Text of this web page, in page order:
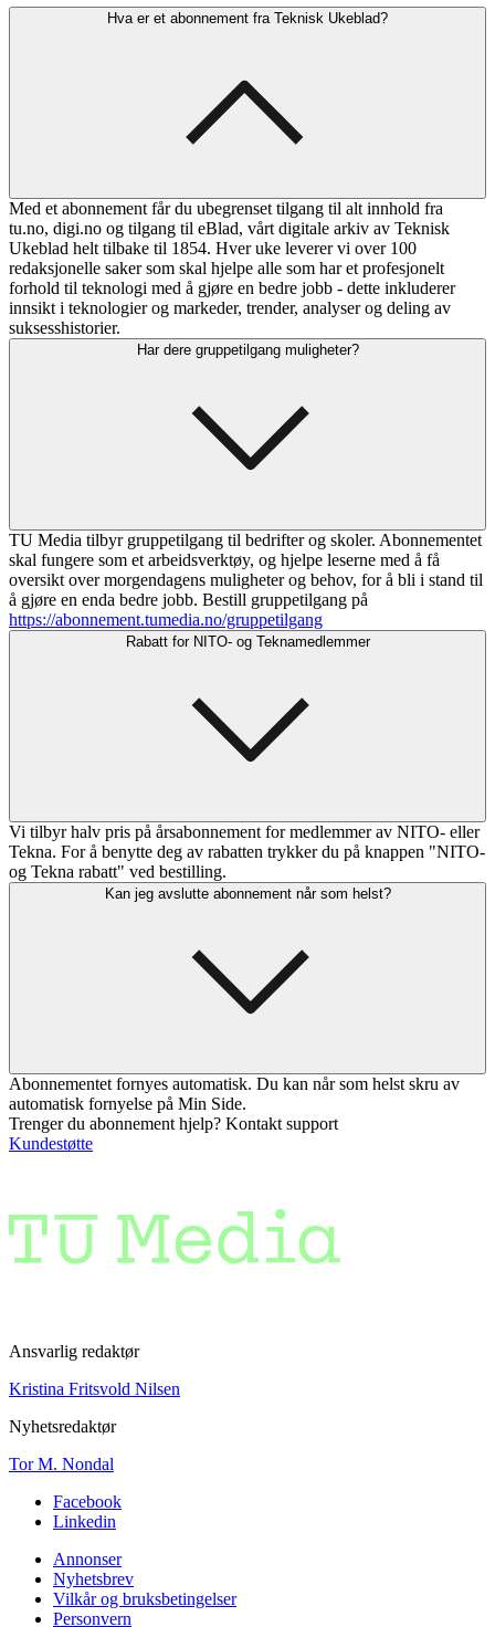
Hva er et abonnement fra Teknisk Ukeblad?
Med et abonnement får du ubegrenset tilgang til alt innhold fra
tu.no, digi.no og tilgang til eBlad, vårt digitale arkiv av Teknisk
Ukeblad helt tilbake til 1854. Hver uke leverer vi over 100
redaksjonelle saker som skal hjelpe alle som har et profesjonelt
forhold til teknologi med å gjøre en bedre jobb - dette inkluderer
innsikt i teknologier og markeder, trender, analyser og deling av
suksesshistorier.
Har dere gruppetilgang muligheter?
TU Media tilbyr gruppetilgang til bedrifter og skoler. Abonnementet
skal fungere som et arbeidsverktøy, og hjelpe leserne med å få
oversikt over morgendagens muligheter og behov, for å bli i stand til
å gjøre en enda bedre jobb. Bestill gruppetilgang på
https://abonnement.tumedia.no/gruppetilgang
Rabatt for NITO- og Teknamedlemmer
Vi tilbyr halv pris på årsabonnement for medlemmer av NITO- eller
Tekna. For å benytte deg av rabatten trykker du på knappen "NITO-
og Tekna rabatt" ved bestilling.
Kan jeg avslutte abonnement når som helst?
Abonnementet fornyes automatisk. Du kan når som helst skru av
automatisk fornyelse på Min Side.
Trenger du abonnement hjelp? Kontakt support
Kundestøtte
Ansvarlig redaktør
Kristina Fritsvold Nilsen
Nyhetsredaktør
Tor M. Nondal
Facebook
Linkedin
Annonser
Nyhetsbrev
Vilkår og bruksbetingelser
Personvern